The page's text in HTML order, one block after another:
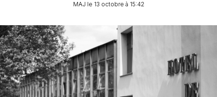
MAJ le 13 octobre à 15:42